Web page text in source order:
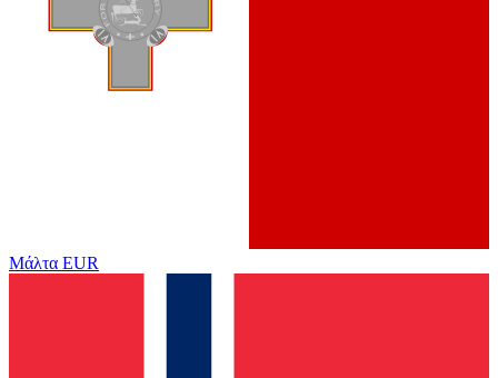
Μάλτα EUR